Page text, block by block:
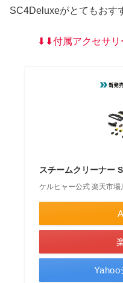
SC4Deluxeがとてもおす
⬇︎⬇︎付属アクセサ
スチームクリーナー
ケルヒャー公式 楽天市場
Yahoo